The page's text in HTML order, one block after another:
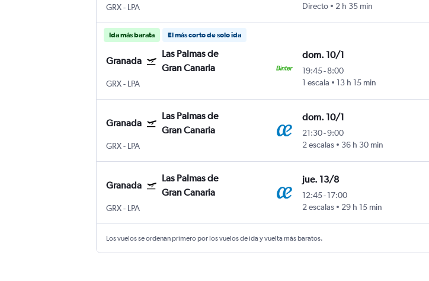
GRX- LPA
Directo
2 h 35 min
Ida más barata El más corto de solo ida
Granada
Las Palmas de
Gran Canaria
GRX- LPA
dom. 10/1
19:45-8:00
1 escala
13 h 15 min
Granada
Las Palmas de
Gran Canaria
GRX- LPA
dom. 10/1
21:30-9:00
2 escalas
36 h 30 min
Granada
Las Palmas de
Gran Canaria
GRX- LPA
jue. 13/8
12:45-17:00
2 escalas
29 h 15 min
Los vuelos se ordenan primero por los vuelos de ida y vuelta más baratos.